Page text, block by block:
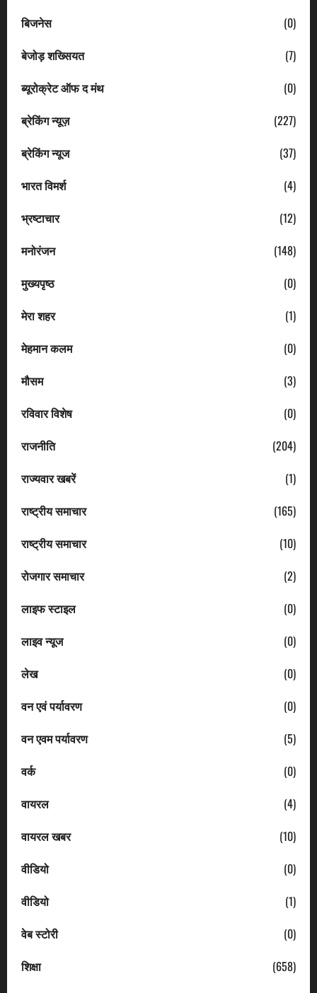
बिजनेस
(0)
बेजोड़ शख्सियत
(7)
ब्यूरोक्रेट ऑफ द मंथ
(0)
ब्रेकिंग न्यूज़
(227)
ब्रेकिंग न्यूज
(37)
भारत विमर्श
(4)
भ्रष्टाचार
(12)
मनोरंजन
(148)
मुख्यपृष्ठ
(0)
मेरा शहर
(1)
मेहमान कलम
(0)
मौसम
(3)
रविवार विशेष
(0)
राजनीति
(204)
राज्यवार खबरें
(1)
राष्ट्रीय समाचार
(165)
राष्ट्रीय समाचार
(10)
रोजगार समाचार
(2)
लाइफ स्टाइल
(0)
लाइव न्यूज
(0)
लेख
(0)
वन एवं पर्यावरण
(0)
वन एवम पर्यावरण
(5)
वर्क
(0)
वायरल
(4)
वायरल खबर
(10)
वीडियो
(0)
वीडियो
(1)
वेब स्टोरी
(0)
शिक्षा
(658)